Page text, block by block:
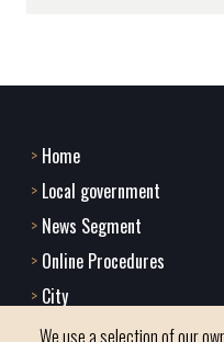
Footer
menu
1
-
Home
Local government
News Segment
Online Procedures
City